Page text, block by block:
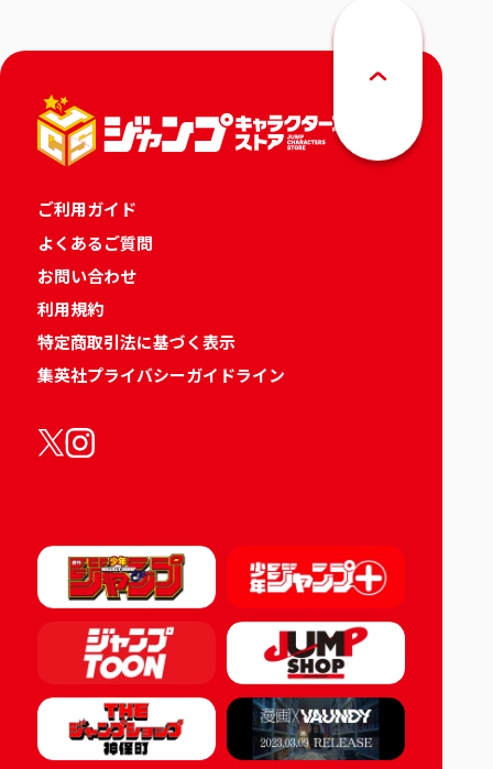
ご利用ガイド
よくあるご質問
お問い合わせ
利用規約
特定商取引法に基づく表示
集英社プライバシーガイドライン